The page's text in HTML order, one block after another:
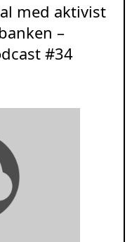
med aktivist
–
#34